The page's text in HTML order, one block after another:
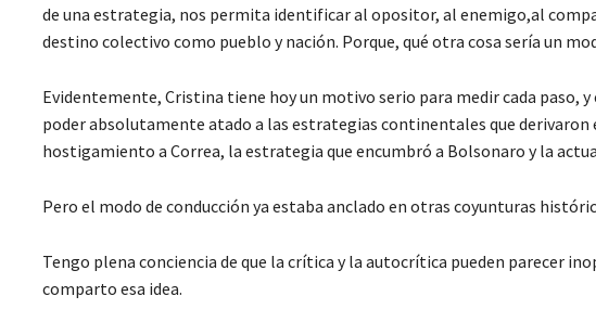
de una estrategia, nos permita identificar al opositor, al enemigo,al
destino colectivo como pueblo y nación. Porque, qué otra cosa sería un
Evidentemente, Cristina tiene hoy un motivo serio para medir cada paso,
poder absolutamente atado a las estrategias continentales que derivaron
hostigamiento a Correa, la estrategia que encumbró a Bolsonaro y la
Pero el modo de conducción ya estaba anclado en otras coyunturas
Tengo plena conciencia de que la crítica y la autocrítica pueden parecer
comparto esa idea.